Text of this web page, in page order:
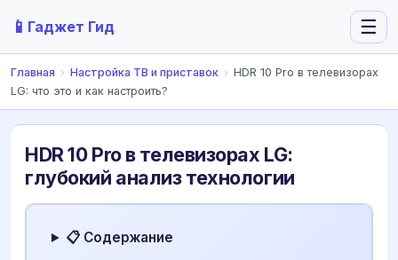
📱 Гаджет Гид ☰
Главная › Настройка ТВ и приставок › HDR 10 Pro в телевизорах
LG: что это и как настроить?
HDR 10 Pro в телевизорах LG:
глубокий анализ технологии
📋 Содержание